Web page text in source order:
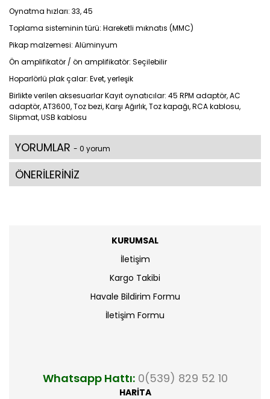
Oynatma hızları: 33, 45
Toplama sisteminin türü: Hareketli mıknatıs (MMC)
Pikap malzemesi: Alüminyum
Ön amplifikatör / ön amplifikatör: Seçilebilir
Hoparlörlü plak çalar: Evet, yerleşik
Birlikte verilen aksesuarlar Kayıt oynatıcılar: 45 RPM adaptör, AC
adaptör, AT3600, Toz bezi, Karşı Ağırlık, Toz kapağı, RCA kablosu,
Slipmat, USB kablosu
YORUMLAR - 0 yorum
ÖNERİLERİNİZ
KURUMSAL
İletişim
Kargo Takibi
Havale Bildirim Formu
İletişim Formu
Whatsapp Hattı: 0(539) 829 52 10
HARİTA